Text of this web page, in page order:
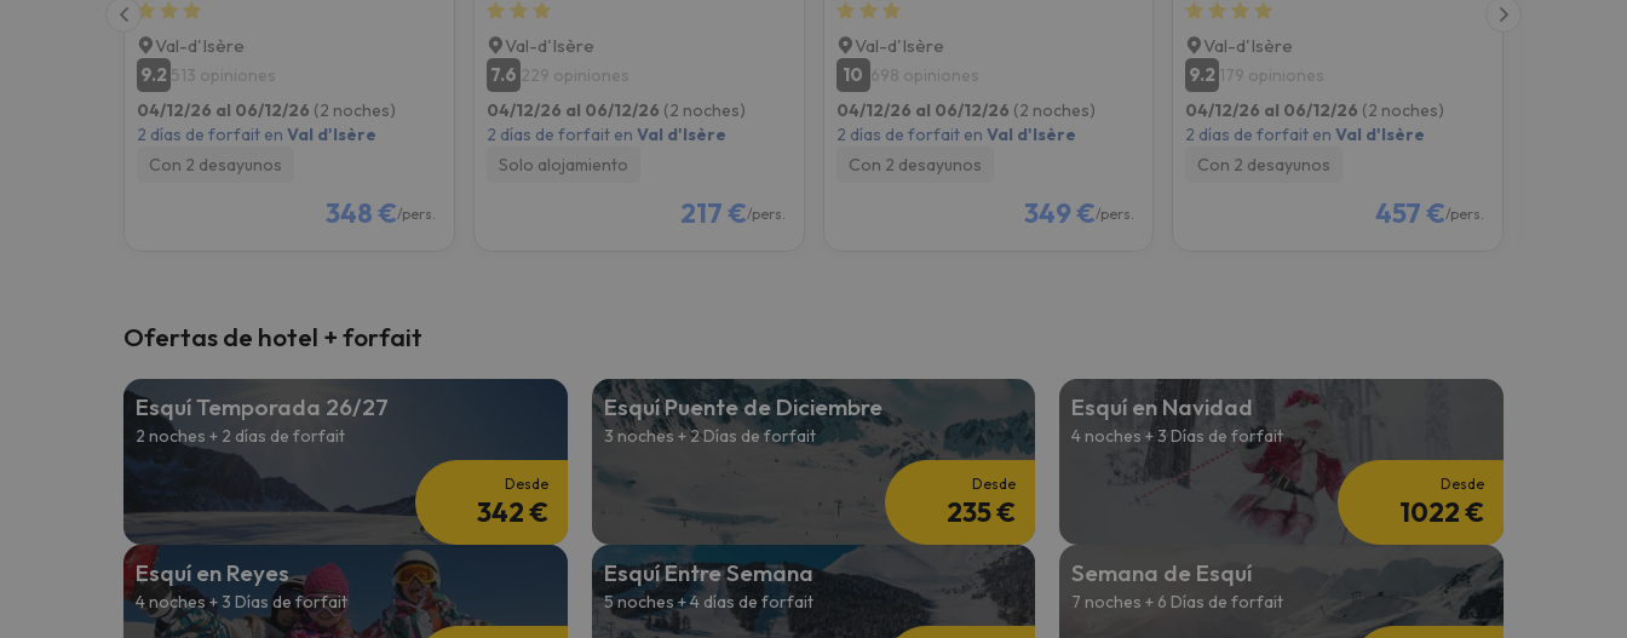
Val-d'Isère
9.2 513 opiniones
04/12/26 al 06/12/26 (2 noches)
2 días de forfait en Val d'Isère
Con 2 desayunos
348 €/pers.
Val-d'Isère
7.6 229 opiniones
04/12/26 al 06/12/26 (2 noches)
2 días de forfait en Val d'Isère
Solo alojamiento
217 €/pers.
Val-d'Isère
10 698 opiniones
04/12/26 al 06/12/26 (2 noches)
2 días de forfait en Val d'Isère
Con 2 desayunos
349 €/pers.
Val-d'Isère
9.2 179 opiniones
04/12/26 al 06/12/26 (2 noches)
2 días de forfait enVal d'Isère
Con 2 desayunos
457 €/pers.
Ofertas de hotel + forfait
Esquí Temporada 26/27
2 noches + 2 días de forfait
Desde
342 €
Esquí Puente de Diciembre
3 noches + 2 Días de forfait
Desde
235 €
Esquí en Navidad
4 noches + 3 Días de forfait
Desde
1022 €
Esquí en Reyes
4 noches + 3 Días de forfait
Esquí Entre Semana
5 noches + 4 días de forfait
Semana de Esquí
7 noches + 6 Días de forfait